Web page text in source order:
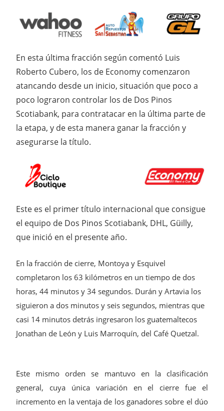
En esta última fracción según comentó Luis
Roberto Cubero, los de Economy comenzaron
atancando desde un inicio, situación que poco a
poco lograron controlar los de Dos Pinos
Scotiabank, para contratacar en la última parte de
la etapa, y de esta manera ganar la fracción y
asegurarse la título.
Este es el primer título internacional que consigue
el equipo de Dos Pinos Scotiabank, DHL, Güilly,
que inició en el presente año.
En la fracción de cierre, Montoya y Esquivel
completaron los 63 kilómetros en un tiempo de dos
horas, 44 minutos y 34 segundos. Durán y Artavia los
siguieron a dos minutos y seis segundos, mientras que
casi 14 minutos detrás ingresaron los guatemaltecos
Jonathan de León y Luis Marroquín, del Café Quetzal.
Este mismo orden se mantuvo en la clasificación
general, cuya única variación en el cierre fue el
incremento en la ventaja de los ganadores sobre el dúo